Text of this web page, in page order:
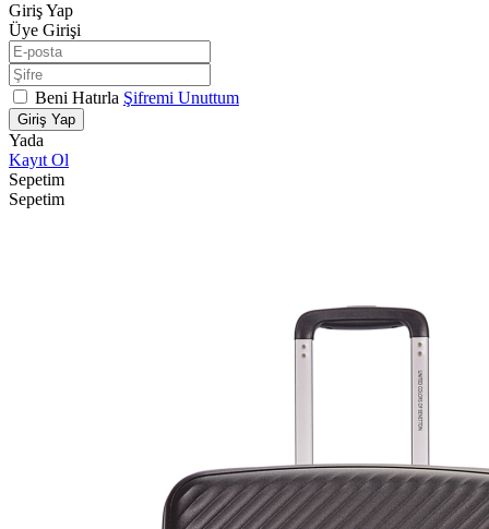
Giriş Yap
Üye Girişi
Beni Hatırla Şifremi Unuttum
Giriş Yap
Yada
Kayıt Ol
Sepetim
Sepetim